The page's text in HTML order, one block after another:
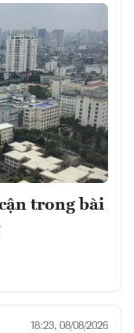
trong bài
18:23, 08/08/2026